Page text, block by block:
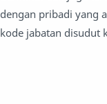
dengan pribadi yang
kode jabatan disudut